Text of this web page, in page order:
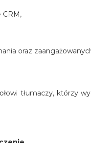
oraz
tłumaczy, którzy